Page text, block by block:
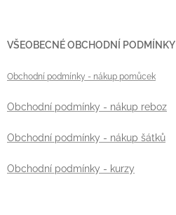
VŠEOBECNÉ OBCHODNÍ PODMÍNKY
Obchodní podmínky - nákup pomůcek
Obchodní podmínky - nákup reboz
Obchodní podmínky - nákup šátků
Obchodní podmínky - kurzy